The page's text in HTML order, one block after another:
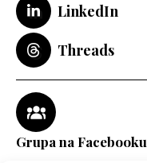
LinkedIn
Threads
Grupa na Facebooku